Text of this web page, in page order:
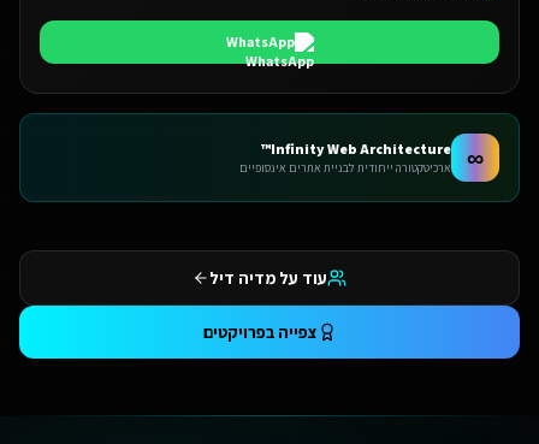
WhatsApp
∞
Infinity Web Architecture™
ארכיטקטורה ייחודית לבניית אתרים אינסופיים
עוד על מדיה דיל
צפייה בפרויקטים